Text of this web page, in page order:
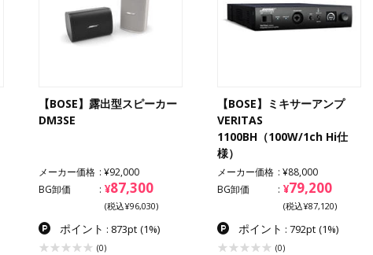
【BOSE】露出型スピーカー
DM3SE
メーカー価格
¥92,000
BG卸価
¥87,300
(税込¥96,030)
ポイント : 873pt (1%)
(0)
【BOSE】ミキサーアンプ
VERITAS
1100BH（100W/1ch Hi仕
様）
メーカー価格
¥88,000
BG卸価
¥79,200
(税込¥87,120)
ポイント : 792pt (1%)
(0)